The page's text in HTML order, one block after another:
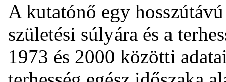
A kutatónő egy
születési súlyára és a
1973 és 2000 közötti